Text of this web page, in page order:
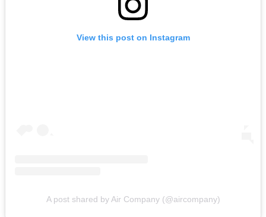
View this post on Instagram
A post shared by Air Company (@aircompany)